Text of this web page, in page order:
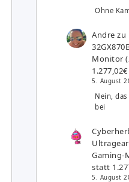
Ohne
Andre zu
Monitor
1.277,02€
5. August
Nein,
bei
Ultragear
Gaming-
statt
5. August